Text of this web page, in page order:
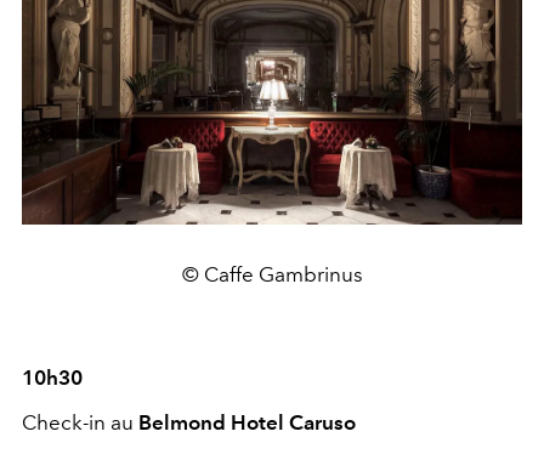
© Caffe Gambrinus
10h30
Check-in au Belmond Hotel Caruso